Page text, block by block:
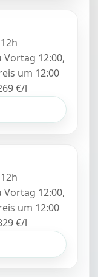
Vortag 12:00,
um 12:00
€/l
Vortag 12:00,
um 12:00
€/l